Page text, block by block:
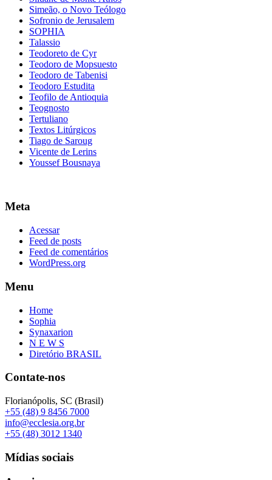
Simeão, o Novo Teólogo
Sofronio de Jerusalem
SOPHIA
Talassio
Teodoreto de Cyr
Teodoro de Mopsuesto
Teodoro de Tabenisi
Teodoro Estudita
Teofilo de Antioquia
Teognosto
Tertuliano
Textos Litúrgicos
Tiago de Saroug
Vicente de Lerins
Youssef Bousnaya
Meta
Acessar
Feed de posts
Feed de comentários
WordPress.org
Menu
Home
Sophia
Synaxarion
N E W S
Diretório BRASIL
Contate-nos
Florianópolis, SC (Brasil)
+55 (48) 9 8456 7000
info@ecclesia.org.br
+55 (48) 3012 1340
Mídias sociais